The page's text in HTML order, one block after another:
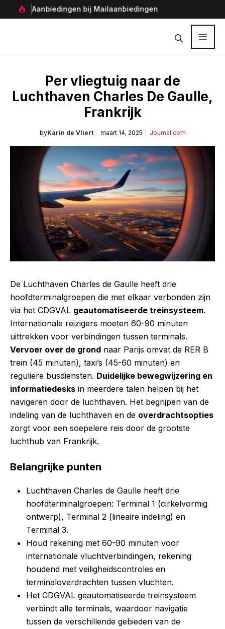
naar
Aanbiedingen bij Mailaanbiedingen
Per vliegtuig naar de
Luchthaven Charles De Gaulle,
Frankrijk
byKarin de Vliert maart 14, 2025 Journal.com
De Luchthaven Charles de Gaulle heeft drie
hoofdterminalgroepen die met elkaar verbonden zijn
via het CDGVAL geautomatiseerde treinsysteem.
Internationale reizigers moeten 60-90 minuten
uittrekken voor verbindingen tussen terminals.
Vervoer over de grond naar Parijs omvat de RER B
trein (45 minuten), taxi’s (45-60 minuten) en
reguliere busdiensten. Duidelijke bewegwijzering en
informatiedesks in meerdere talen helpen bij het
navigeren door de luchthaven. Het begrijpen van de
indeling van de luchthaven en de overdrachtsopties
zorgt voor een soepelere reis door de grootste
luchthub van Frankrijk.
Belangrijke punten
Luchthaven Charles de Gaulle heeft drie
hoofdterminalgroepen: Terminal 1 (cirkelvormig
ontwerp), Terminal 2 (lineaire indeling) en
Terminal 3.
Houd rekening met 60-90 minuten voor
internationale vluchtverbindingen, rekening
houdend met veiligheidscontroles en
terminaloverdrachten tussen vluchten.
Het CDGVAL geautomatiseerde treinsysteem
verbindt alle terminals, waardoor navigatie
tussen de verschillende gebieden van de